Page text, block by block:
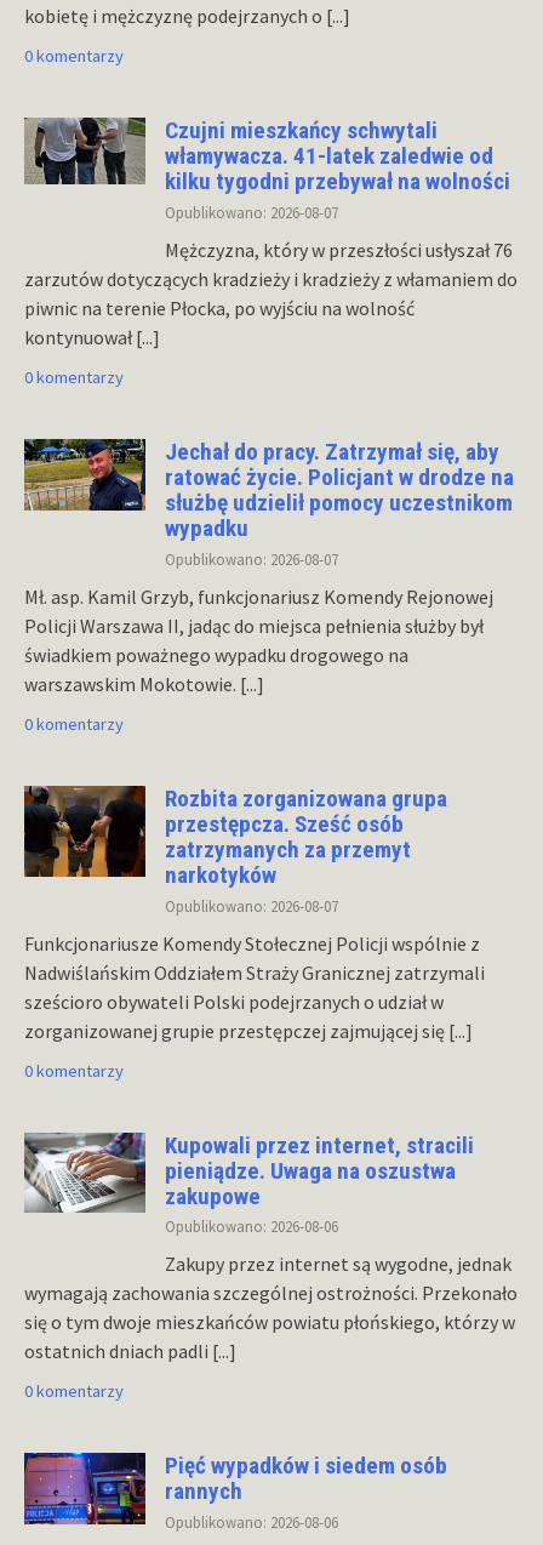
kobietę i mężczyznę podejrzanych o [...]
0 komentarzy
Czujni mieszkańcy schwytali
włamywacza. 41-latek zaledwie od
kilku tygodni przebywał na wolności
Opublikowano: 2026-08-07
Mężczyzna, który w przeszłości usłyszał 76
zarzutów dotyczących kradzieży i kradzieży z włamaniem do
piwnic na terenie Płocka, po wyjściu na wolność
kontynuował[...]
0 komentarzy
Jechał do pracy. Zatrzymał się, aby
ratować życie. Policjant w drodze na
służbę udzielił pomocy uczestnikom
wypadku
Opublikowano: 2026-08-07
Mł. asp. Kamil Grzyb, funkcjonariusz Komendy Rejonowej
Policji Warszawa II, jadąc do miejsca pełnienia służby był
świadkiem poważnego wypadku drogowego na
warszawskim Mokotowie. [...]
0 komentarzy
Rozbita zorganizowana grupa
przestępcza. Sześć osób
zatrzymanych za przemyt
narkotyków
Opublikowano: 2026-08-07
Funkcjonariusze Komendy Stołecznej Policji wspólnie z
Nadwiślańskim Oddziałem Straży Granicznej zatrzymali
sześcioro obywateli Polski podejrzanych o udział w
zorganizowanej grupie przestępczej zajmującej się [...]
0 komentarzy
Kupowali przez internet, stracili
pieniądze. Uwaga na oszustwa
zakupowe
Opublikowano: 2026-08-06
Zakupy przez internet są wygodne, jednak
wymagają zachowania szczególnej ostrożności. Przekonało
się o tym dwoje mieszkańców powiatu płońskiego, którzy w
ostatnich dniach padli [...]
0 komentarzy
Pięć wypadków i siedem osób
rannych
Opublikowano: 2026-08-06